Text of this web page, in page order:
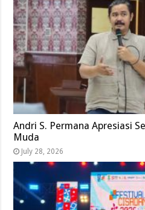
Andri S. Permana Apresiasi
Muda
July 28, 2026